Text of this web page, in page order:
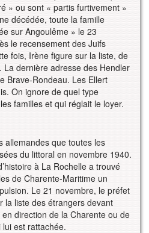
» ou sont « partis furtivement »
décédée, toute la famille
sur Angoulême » le 23
le recensement des Juifs
fois, Irène figure sur la liste, de
La dernière adresse des Hendler
Brave-Rondeau. Les Ellert
On ignore de quel type
familles et qui réglait le loyer.
allemandes que toutes les
du littoral en novembre 1940.
à La Rochelle a trouvé
de Charente-Maritime un
Le 21 novembre, le préfet
la liste des étrangers devant
direction de la Charente ou de
est rattachée.